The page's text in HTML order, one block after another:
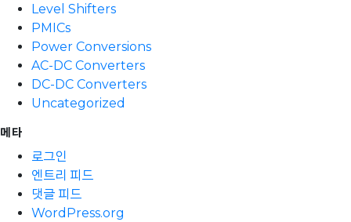
Level Shifters
PMICs
Power Conversions
AC-DC Converters
DC-DC Converters
Uncategorized
메타
로그인
엔트리 피드
댓글 피드
WordPress.org